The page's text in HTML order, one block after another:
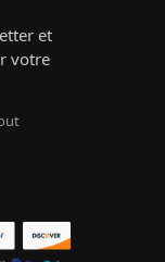
et
votre